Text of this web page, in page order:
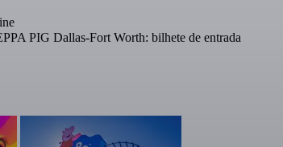
PIG Dallas-Fort Worth: bilhete de entrada